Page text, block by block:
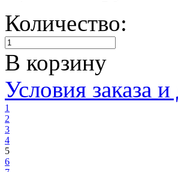
Количество:
В корзину
Условия заказа
1
2
3
4
5
6